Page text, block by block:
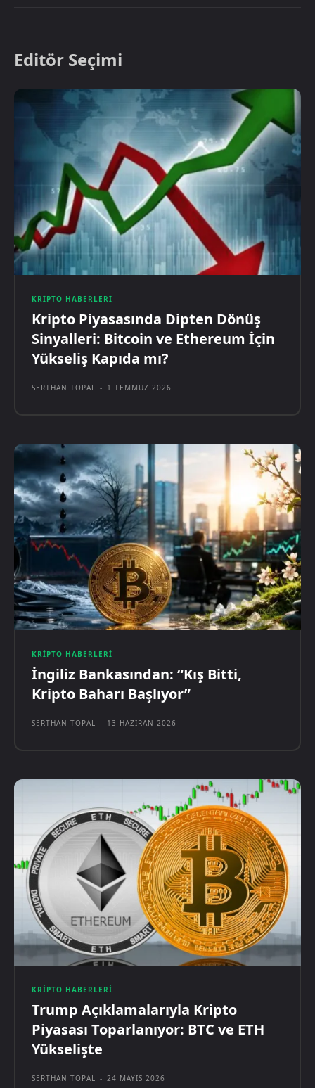
Editör Seçimi
KRIPTO HABERLERI
Kripto Piyasasında Dipten Dönüş
Sinyalleri: Bitcoin ve Ethereum İçin
Yükseliş Kapıda mı?
SERTHAN TOPAL - 1 TEMMUZ 2026
KRIPTO HABERLERI
İngiliz Bankasından: “Kış Bitti,
Kripto Baharı Başlıyor”
SERTHAN TOPAL - 13 HAZIRAN 2026
KRIPTO HABERLERI
Trump Açıklamalarıyla Kripto
Piyasası Toparlanıyor: BTC ve ETH
Yükselişte
SERTHAN TOPAL - 24 MAYIS 2026